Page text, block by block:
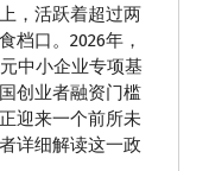
，活跃着超过两
档口。2026年，
中小企业专项基
创业者融资门槛
迎来一个前所未
详细解读这一政